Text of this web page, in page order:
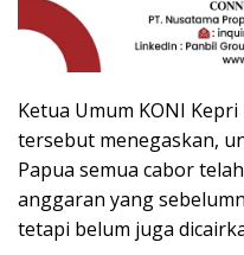
Ketua Umum KONI
tersebut menegaskan,
Papua semua cabor
anggaran yang
tetapi belum juga